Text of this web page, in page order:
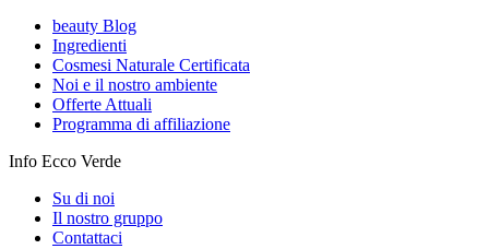
beauty Blog
Ingredienti
Cosmesi Naturale Certificata
Noi e il nostro ambiente
Offerte Attuali
Programma di affiliazione
Info Ecco Verde
Su di noi
Il nostro gruppo
Contattaci